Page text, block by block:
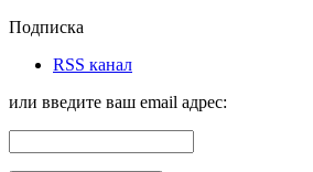
Подписка
RSS канал
или введите ваш email адрес: